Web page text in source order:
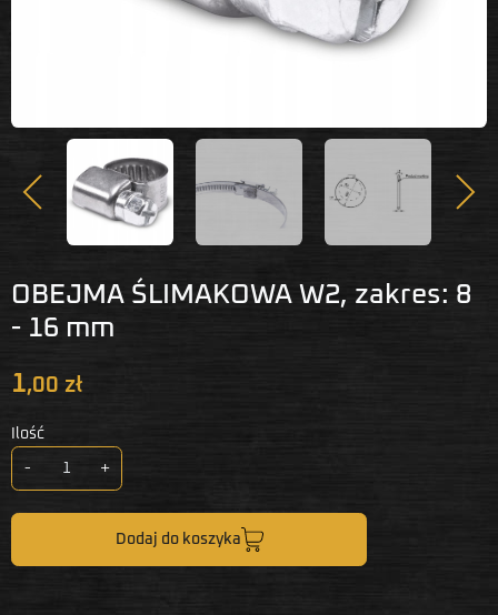
Poprzedni
OBEJMA ŚLIMAKOWA W2, zakres: 8
- 16 mm
1,00 zł
Ilość
- +
Dodaj do koszyka